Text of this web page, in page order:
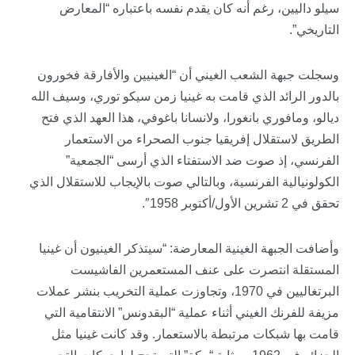
سيلو داليين، رغم أنه كان يقدم نفسه باعتباره “المعارض
التاريخي”.
وسجلت جبهة الشعب الغيني أن “الغينيين والأفارقة فخورون
بالدور الرائد الذي قامت به غينيا زمن سيكو توري، وسيف الله
ديالو، ومافوري بانغورا، ولانسانا باغوفي، هذا العهد الذي فتح
الطريق لاستقلال إفريقيا جنوب الصحراء من الاستعمار
الفرنسي، إذ صوت ضد الاستفتاء الذي أرسى “الجمعية”
الكولونيالية الفرنسية، وبالتالي صوت بالإيجاب للاستقلال الذي
تحقق في 2 تشرين الأول/أكتوبر 1958″.
وأضافت الجبهة الغينية المعارضة: “سيتذكر الغينيون أن غينيا
المستقلة انتصرت على عنف المستعمرين الفاشيست
البرتغاليين في 1970، وتجاوزت عملية التخريب بنشر عملات
مزيفة للفرنك الغيني أثناء عملية “البقدونس” الانتقامية التي
قامت بها شبكات مرتبطة بالاستعمار. وقد كانت غينيا مثل